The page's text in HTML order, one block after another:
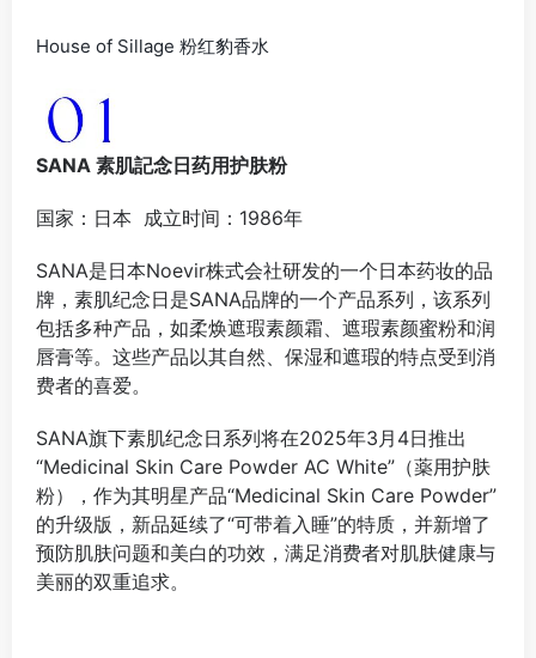
House of Sillage 粉红豹香水
SANA 素肌記念日药用护肤粉
国家：日本 成立时间：1986年
SANA是日本Noevir株式会社研发的一个日本药妆的品
牌，素肌纪念日是SANA品牌的一个产品系列，该系列
包括多种产品，如柔焕遮瑕素颜霜、遮瑕素颜蜜粉和润
唇膏等‌。这些产品以其自然、保湿和遮瑕的特点受到消
费者的喜爱。
SANA旗下素肌纪念日系列将在2025年3月4日推出
“Medicinal Skin Care Powder AC White”（薬用护肤
粉），作为其明星产品“Medicinal Skin Care Powder”
的升级版，新品延续了“可带着入睡”的特质，并新增了
预防肌肤问题和美白的功效，满足消费者对肌肤健康与
美丽的双重追求。